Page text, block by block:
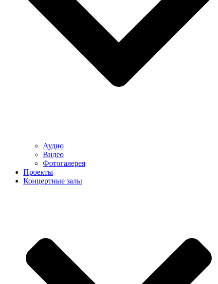
Аудио
Видео
Фотогалерея
Проекты
Концертные залы